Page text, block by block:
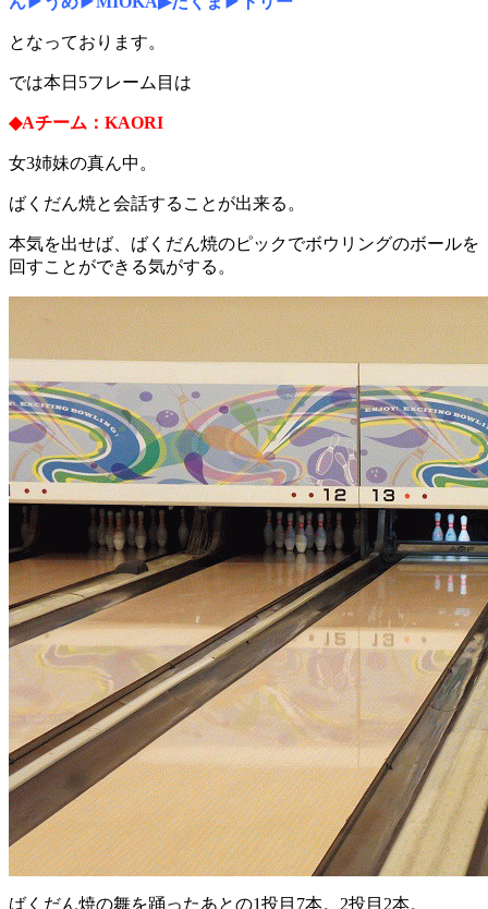
となっております。
では本日5フレーム目は
◆Aチーム：KAORI
女3姉妹の真ん中。
ばくだん焼と会話することが出来る。
本気を出せば、ばくだん焼のピックでボウリングのボールを
回すことができる気がする。
ばくだん焼の舞を踊ったあとの1投目7本。2投目2本。